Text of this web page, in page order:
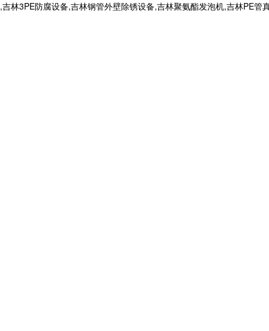
,吉林3PE防腐设备,吉林钢管外壁除锈设备,吉林聚氨酯发泡机,吉林PE管